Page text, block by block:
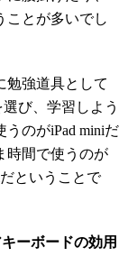
ことが多いでし
強道具として
び、学習しよう
のがiPad miniだ
時間で使うのが
ということで
ーボードの効用